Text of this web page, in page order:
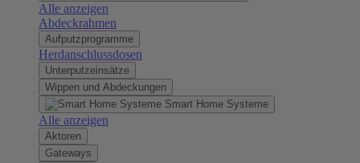
Alle anzeigen
Abdeckrahmen
Aufputzprogramme
Herdanschlussdosen
Unterputzeinsätze
Wippen und Abdeckungen
Smart Home Systeme
Alle anzeigen
Aktoren
Gateways